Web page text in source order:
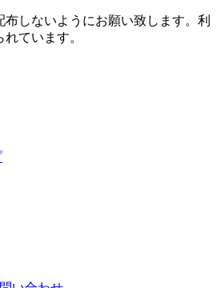
しないようにお願い致します。利
ています。